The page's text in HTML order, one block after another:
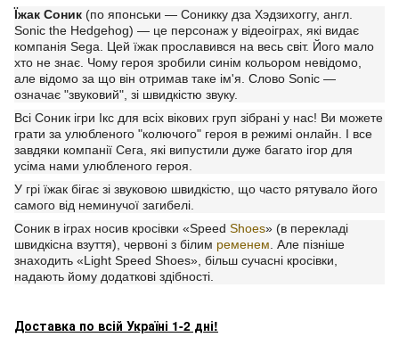
Їжак Соник (по японськи ― Соникку дза Хэдзихоггу, англ.
Sonic the Hedgehog) ― це персонаж у відеоіграх, які видає
компанія Sega. Цей їжак прославився на весь світ. Його мало
хто не знає. Чому героя зробили синім кольором невідомо,
але відомо за що він отримав таке ім'я. Слово Sonic ―
означає "звуковий", зі швидкістю звуку.
Всі Соник ігри Ікс для всіх вікових груп зібрані у нас! Ви можете
грати за улюбленого "колючого" героя в режимі онлайн. І все
завдяки компанії Сега, які випустили дуже багато ігор для
усіма нами улюбленого героя.
У грі їжак бігає зі звуковою швидкістю, що часто рятувало його
самого від неминучої загибелі.
Соник в іграх носив кросівки «Speed Shoes» (в перекладі
швидкісна взуття), червоні з білим ременем . Але пізніше
знаходить «Light Speed Shoes», більш сучасні кросівки,
надають йому додаткові здібності.
Доставка по всій Україні 1-2 дні!